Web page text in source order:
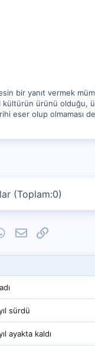
bir yanıt vermek
kültürün ürünü olduğu,
eser olup olmaması
(Toplam:0)
WhatsApp
E-postaLink
sürdü
ayakta kaldı